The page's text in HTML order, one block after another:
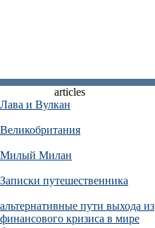
articles
Лава и Вулкан
Великобритания
Милый Милан
Записки путешественника
альтернативные пути выхода из
финансового кризиса в мире